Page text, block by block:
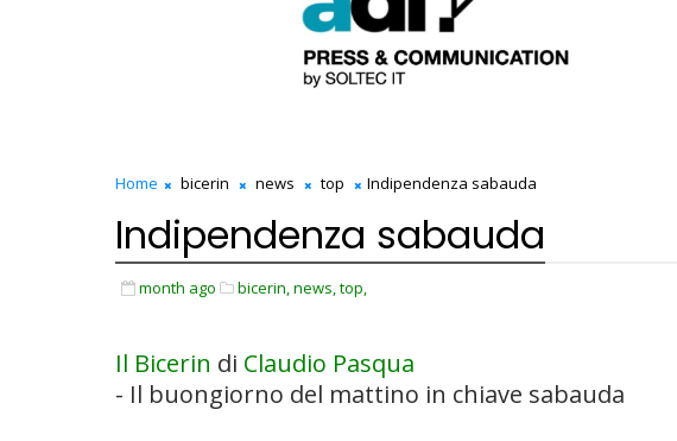
Home bicerin news top Indipendenza sabauda
Indipendenza sabauda
month ago bicerin,news,top,
Il Bicerin di Claudio Pasqua
- Il buongiorno del mattino in chiave sabauda